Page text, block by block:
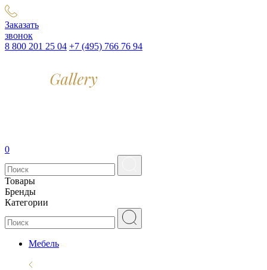
Заказать
звонок
8 800 201 25 04 +7 (495) 766 76 94
0
Товары
Бренды
Категории
Мебель